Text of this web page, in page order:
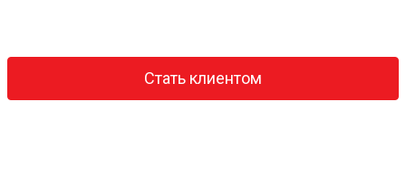
Стать клиентом